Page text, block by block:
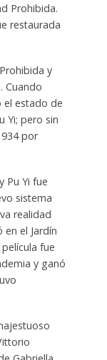
Prohibida.
restaurada
y
Cuando
el estado de
Yi; pero sin
por
Pu Yi fue
sistema
realidad
el Jardín
fue
y ganó